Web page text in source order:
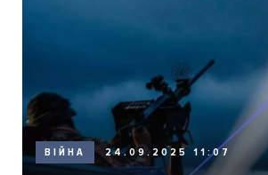
ВІЙНА 24.09.2025 11:07